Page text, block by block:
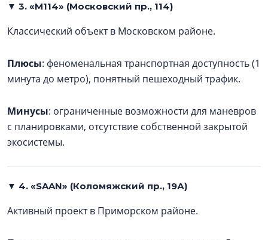
▼ 3. «М114» (Московский пр., 114)
Классический объект в Московском районе.
Плюсы: феноменальная транспортная доступность (1
минута до метро), понятный пешеходный трафик.
Минусы: ограниченные возможности для маневров
с планировками, отсутствие собственной закрытой
экосистемы.
▼ 4. «SAAN» (Коломяжский пр., 19А)
Активный проект в Приморском районе.